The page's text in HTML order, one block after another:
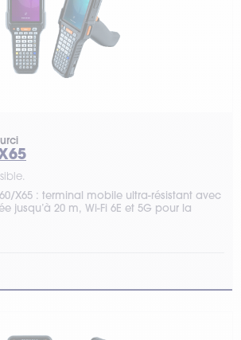
X65 : terminal mobile ultra-résistant avec
jusqu’à 20 m, Wi-Fi 6E et 5G pour la